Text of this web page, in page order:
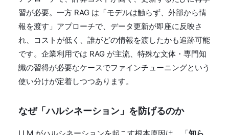
習が必要。一方 RAG は「モデルは触らず、外部から情
報を渡す」アプローチで、データ更新が即座に反映さ
れ、コストが低く、誰がどの情報を渡したかも追跡可能
です。企業利用では RAG が主流、特殊な文体・専門知
識の習得が必要なケースでファインチューニングという
使い分けが定着しつつあります。
なぜ「ハルシネーション」を防げるのか